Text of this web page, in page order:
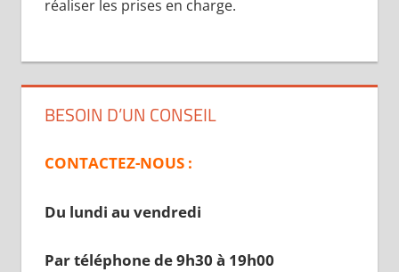
réaliser les prises en charge.
BESOIN D’UN CONSEIL
CONTACTEZ-NOUS :
Du lundi au vendredi
Par téléphone de 9h30 à 19h00